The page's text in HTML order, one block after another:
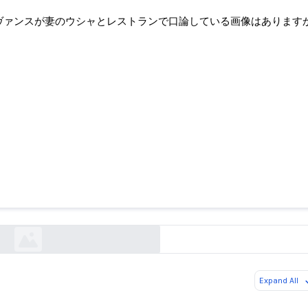
ァンスが妻のウシャとレストランで口論している画像はあります
が妻のウシャとレストランで口論している画像は
Expand All